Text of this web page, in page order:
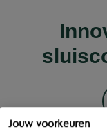
Jouw voorkeuren
Wet
dit